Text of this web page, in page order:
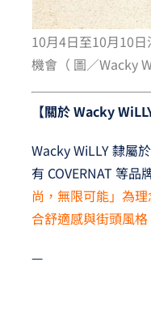
10月4日至10月10
機會（ 圖／Wacky
【關於 Wacky
Wacky WiLLY 隸屬
有 COVERNAT 等品
尚，無限可能」為
合舒適感與街頭風
—